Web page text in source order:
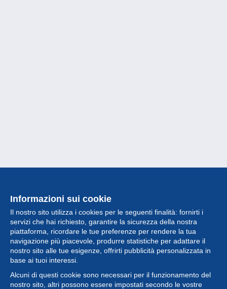
Informazioni sui cookie
Il nostro sito utilizza i cookies per le seguenti finalità: fornirti i
servizi che hai richiesto, garantire la sicurezza della nostra
piattaforma, ricordare le tue preferenze per rendere la tua
navigazione più piacevole, produrre statistiche per adattare il
nostro sito alle tue esigenze, offrirti pubblicità personalizzata in
base ai tuoi interessi.
Alcuni di questi cookie sono necessari per il funzionamento del
nostro sito, altri possono essere impostati secondo le vostre
Collezione
Novità